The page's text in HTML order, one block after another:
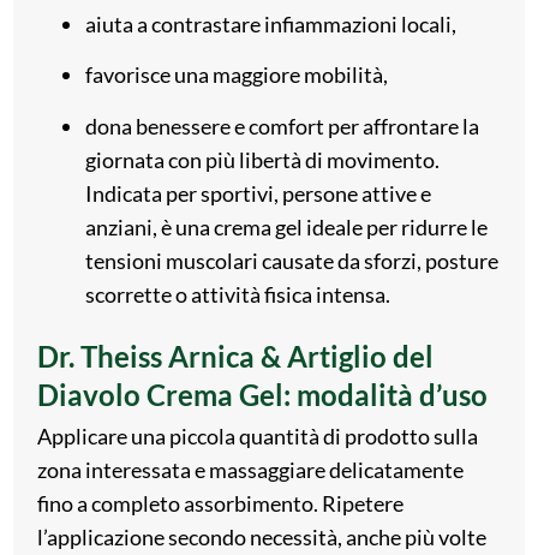
aiuta a contrastare infiammazioni locali,
favorisce una maggiore mobilità,
dona benessere e comfort per affrontare la
giornata con più libertà di movimento.
Indicata per sportivi, persone attive e
anziani, è una crema gel ideale per ridurre le
tensioni muscolari causate da sforzi, posture
scorrette o attività fisica intensa.
Dr. Theiss Arnica & Artiglio del
Diavolo Crema Gel: modalità d’uso
Applicare una piccola quantità di prodotto sulla
zona interessata e massaggiare delicatamente
fino a completo assorbimento. Ripetere
l’applicazione secondo necessità, anche più volte